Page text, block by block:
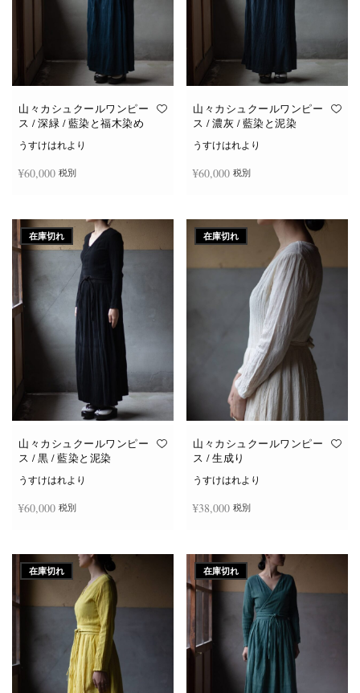
山々カシュクールワンピー
ス / 深緑 / 藍染と福木染め
うすけはれより
¥60,000 税別
山々カシュクールワンピー
ス / 濃灰 / 藍染と泥染
うすけはれより
¥60,000 税別
在庫切れ
山々カシュクールワンピー
ス / 黒 / 藍染と泥染
うすけはれより
¥60,000 税別
在庫切れ
山々カシュクールワンピー
ス / 生成り
うすけはれより
¥38,000 税別
在庫切れ 在庫切れ